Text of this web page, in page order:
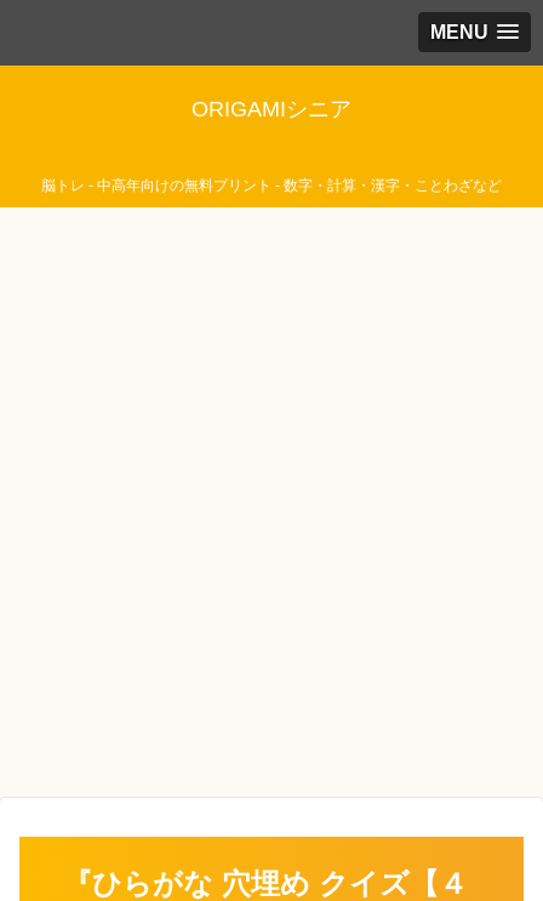
MENU
ORIGAMIシニア
脳トレ - 中高年向けの無料プリント - 数字・計算・漢字・ことわざなど
『ひらがな 穴埋め クイズ【４